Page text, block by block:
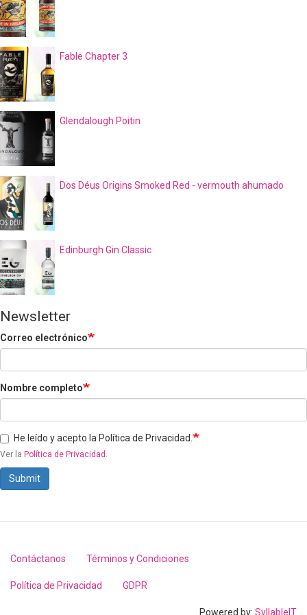
Fable Chapter 3
Glendalough Poitin
Dos Déus Origins Smoked Red - vermouth ahumado
Edinburgh Gin Classic
Newsletter
Correo electrónico
Nombre completo
He leído y acepto la Política de Privacidad.
Ver la Política de Privacidad .
Submit
Footer
menu
Contáctanos Términos y Condiciones
Política de Privacidad GDPR
Powered by: SyllableIT